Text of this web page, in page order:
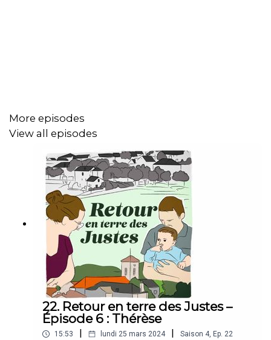
More episodes
View all episodes
22. Retour en terre des Justes –
Épisode 6 : Thérèse
15:53 lundi 25 mars 2024 Saison 4, Ep. 22